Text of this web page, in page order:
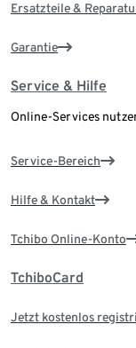
Ersatzteile &
Garantie
Service & Hilfe
Online-Services
Service-Bereich
Hilfe & Kontakt
Tchibo Online-Konto
TchiboCard
Jetzt kostenlos